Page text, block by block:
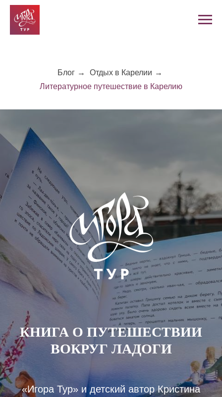
Блог → Отдых в Карелии →
Литературное путешествие в Карелию
КНИГА О ПУТЕШЕСТВИИ
ВОКРУГ ЛАДОГИ
«Игора Тур» и детский автор Кристина